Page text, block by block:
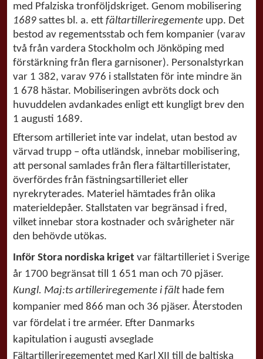
med Pfalziska tronföljdskriget. Genom mobilisering
1689 sattes bl. a. ett fältartilleriregemente upp. Det
bestod av regementsstab och fem kompanier (varav
två från vardera Stockholm och Jönköping med
förstärkning från flera garnisoner). Personalstyrkan
var 1 382, varav 976 i stallstaten för inte mindre än
1 678 hästar. Mobiliseringen avbröts dock och
huvuddelen avdankades enligt ett kungligt brev den
1 augusti 1689.
Eftersom artilleriet inte var indelat, utan bestod av
värvad trupp – ofta utländsk, innebar mobilisering,
att personal samlades från flera fältartilleristater,
överfördes från fästningsartilleriet eller
nyrekryterades. Materiel hämtades från olika
materieldepåer. Stallstaten var begränsad i fred,
vilket innebar stora kostnader och svårigheter när
den behövde utökas.
Inför Stora nordiska kriget var fältartilleriet i Sverige
år 1700 begränsat till 1 651 man och 70 pjäser.
Kungl. Maj:ts artilleriregemente i fälthade fem
kompanier med 866 man och 36 pjäser. Återstoden
var fördelat i tre arméer. Efter Danmarks
kapitulation i augusti avseglade
Fältartilleriregementet med Karl XII till de baltiska